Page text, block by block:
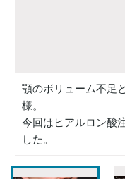
顎のボリューム不足
様。
今回はヒアルロン酸
した。